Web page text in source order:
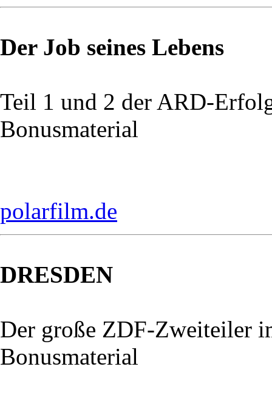
Der Job seines Lebens
Teil 1 und 2 der ARD-
Bonusmaterial
polarfilm.de
DRESDEN
Der große ZDF-Zweiteiler
Bonusmaterial